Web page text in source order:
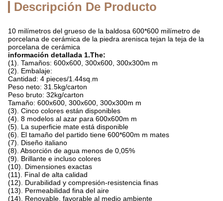
Descripción De Producto
10 milímetros del grueso de la baldosa 600*600 milímetro de
porcelana de cerámica de la piedra arenisca tejan la teja de la
porcelana de cerámica
información detallada 1.The:
(1). Tamaños: 600x600, 300x600, 300x300m m
(2). Embalaje:
Cantidad: 4 pieces/1.44sq.m
Peso neto: 31.5kg/carton
Peso bruto: 32kg/carton
Tamaño: 600x600, 300x600, 300x300m m
(3). Cinco colores están disponibles
(4). 8 modelos al azar para 600x600m m
(5). La superficie mate está disponible
(6). El tamaño del partido tiene 600*600m m mates
(7). Diseño italiano
(8). Absorción de agua menos de 0,05%
(9). Brillante e incluso colores
(10). Dimensiones exactas
(11). Final de alta calidad
(12). Durabilidad y compresión-resistencia finas
(13). Permeabilidad fina del aire
(14). Renovable, favorable al medio ambiente